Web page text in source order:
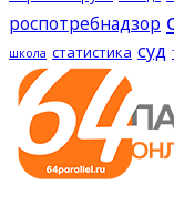
роспотребнадзор
школа статистика суд